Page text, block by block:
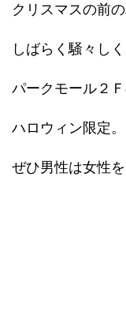
クリスマスの前の
しばらく騒々し
パークモール２
ハロウィン限定。
ぜひ男性は女性